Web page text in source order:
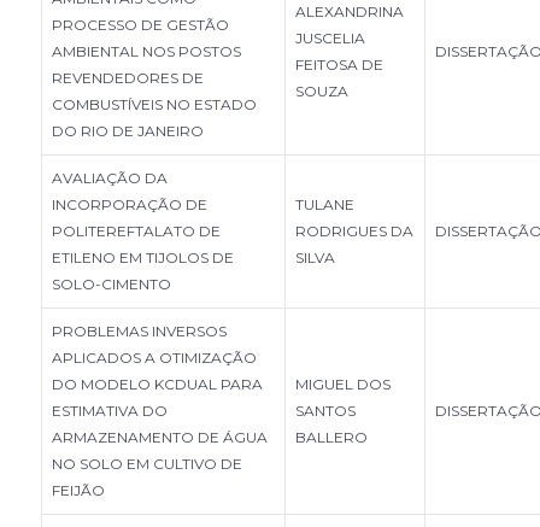
PROCESSO DE GESTÃO
AMBIENTAL NOS POSTOS
REVENDEDORES DE
COMBUSTÍVEIS NO ESTADO
DO RIO DE JANEIRO
ALEXANDRINA
JUSCELIA
FEITOSA DE
SOUZA
AVALIAÇÃO DA
INCORPORAÇÃO DE
POLITEREFTALATO DE
ETILENO EM TIJOLOS DE
SOLO-CIMENTO
TULANE
RODRIGUES DA
SILVA
PROBLEMAS INVERSOS
APLICADOS A OTIMIZAÇÃO
DO MODELO KCDUAL PARA
ESTIMATIVA DO
ARMAZENAMENTO DE ÁGUA
NO SOLO EM CULTIVO DE
FEIJÃO
MIGUEL DOS
SANTOS
BALLERO